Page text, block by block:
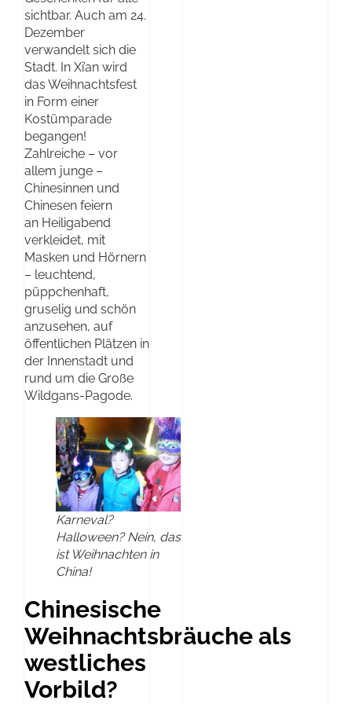
sichtbar. Auch am 24.
Dezember
verwandelt sich die
Stadt. In Xi’an wird
das Weihnachtsfest
in Form einer
Kostümparade
begangen!
Zahlreiche – vor
allem junge –
Chinesinnen und
Chinesen feiern
an Heiligabend
verkleidet, mit
Masken und Hörnern
– leuchtend,
püppchenhaft,
gruselig und schön
anzusehen, auf
öffentlichen Plätzen in
der Innenstadt und
rund um die Große
Wildgans-Pagode.
Karneval?
Halloween? Nein, das
ist Weihnachten in
China!
Chinesische
Weihnachtsbräuche als
westliches
Vorbild?